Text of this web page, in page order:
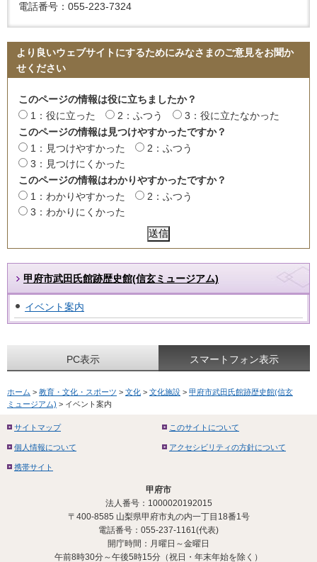
電話番号：055-223-7324
より良いウェブサイトにするためにみなさまのご意見をお聞か
せください
このページの情報は役に立ちましたか？
1：役に立った
2：ふつう
3：役に立たなかった
このページの情報は見つけやすかったですか？
1：見つけやすかった
2：ふつう
3：見つけにくかった
このページの情報はわかりやすかったですか？
1：わかりやすかった
2：ふつう
3：わかりにくかった
甲府市武田氏館跡歴史館(信玄ミュージアム)
イベント案内
PC表示 スマートフォン表示
ホーム > 教育・文化・スポーツ > 文化 > 文化施設 > 甲府市武田氏館跡歴史館(信玄
ミュージアム) > イベント案内
サイトマップ このサイトについて
個人情報について アクセシビリティの方針について
携帯サイト
甲府市
法人番号：1000020192015
〒400-8585 山梨県甲府市丸の内一丁目18番1号
電話番号：055-237-1161(代表)
開庁時間：月曜日～金曜日
午前8時30分～午後5時15分（祝日・年末年始を除く）